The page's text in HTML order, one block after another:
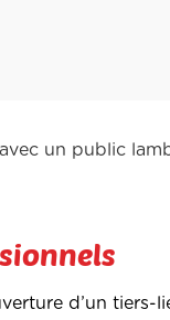
un public
d’un tiers-